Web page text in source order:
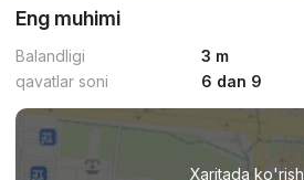
Eng muhimi
Balandligi
3 m
qavatlar soni
6 dan 9
Xaritada ko'rish